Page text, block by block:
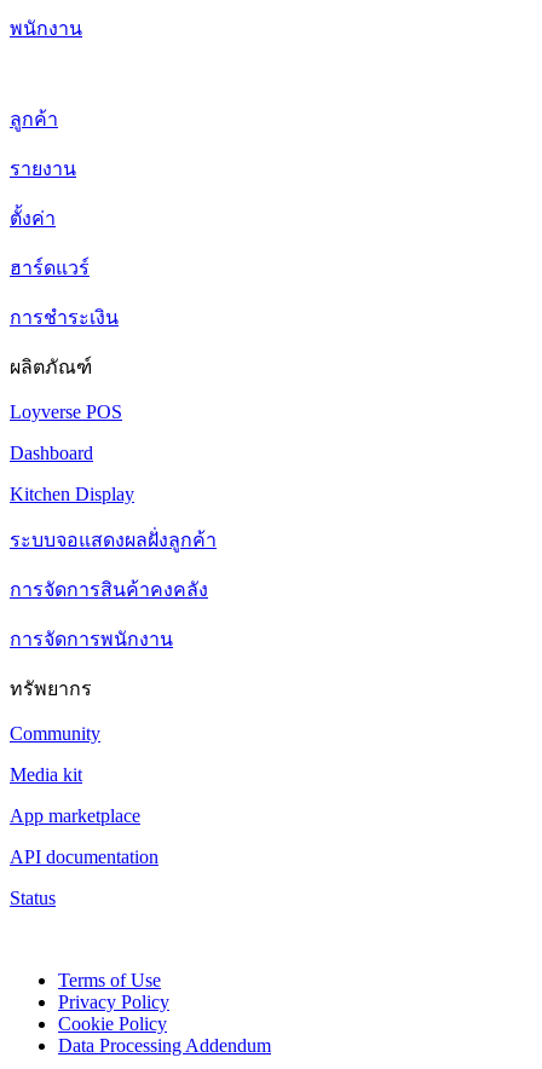
พนักงาน
ลูกค้า
รายงาน
ตั้งค่า
ฮาร์ดแวร์
การชำระเงิน
ผลิตภัณฑ์
Loyverse POS
Dashboard
Kitchen Display
ระบบจอแสดงผลฝั่งลูกค้า
การจัดการสินค้าคงคลัง
การจัดการพนักงาน
ทรัพยากร
Community
Media kit
App marketplace
API documentation
Status
Terms of Use
Privacy Policy
Cookie Policy
Data Processing Addendum